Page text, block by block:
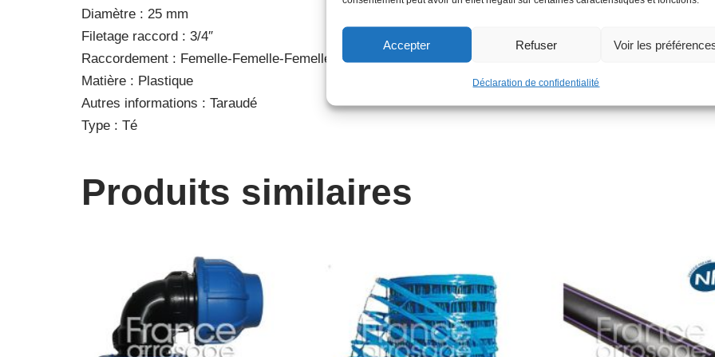
Accepter Refuser Voir les
Déclaration de confidentialité
Diamètre : 25 mm
Filetage raccord : 3/4″
Raccordement : Femelle-Femelle-Femelle
Matière : Plastique
Autres informations : Taraudé
Type : Té
Produits similaires